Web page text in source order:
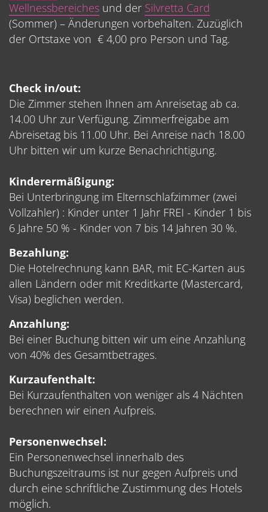
Wellnessbereiches und der Silvretta Card
(Sommer) – Änderungen vorbehalten. Zuzüglich
der Ortstaxe von € 4,00 pro Person und Tag.
Check in/out:
Die Zimmer stehen Ihnen am Anreisetag ab ca.
14.00 Uhr zur Verfügung. Zimmerfreigabe am
Abreisetag bis 11.00 Uhr. Bei Anreise nach 18.00
Uhr bitten wir um kurze Benachrichtigung.
Kinderermäßigung:
Bei Unterbringung im Elternschlafzimmer (zwei
Vollzahler) : Kinder unter 1 Jahr FREI - Kinder 1 bis
6 Jahre 50 % - Kinder von 7 bis 14 Jahren 30 %.
Bezahlung:
Die Hotelrechnung kann BAR, mit EC-Karten aus
allen Ländern oder mit Kreditkarte (Mastercard,
Visa) beglichen werden.
Anzahlung:
Bei einer Buchung bitten wir um eine Anzahlung
von 40% des Gesamtbetrages.
Kurzaufenthalt:
Bei Kurzaufenthalten von weniger als 4 Nächten
berechnen wir einen Aufpreis.
Personenwechsel:
Ein Personenwechsel innerhalb des
Buchungszeitraums ist nur gegen Aufpreis und
durch eine schriftliche Zustimmung des Hotels
möglich.